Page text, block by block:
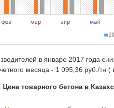
в январе 2017 года
месяца - 1 095,36 руб./тн (
Цена товарного бетона в